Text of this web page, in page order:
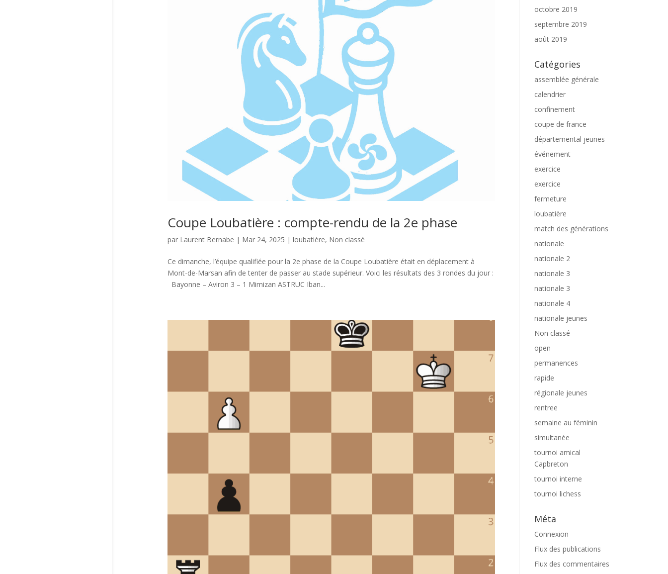
Coupe Loubatière : compte-rendu de la 2e phase
par Laurent Bernabe | Mar 24, 2025 | loubatière, Non classé
Ce dimanche, l’équipe qualifiée pour la 2e phase de la Coupe Loubatière était en déplacement à
Mont-de-Marsan afin de tenter de passer au stade supérieur. Voici les résultats des 3 rondes du jour :
Bayonne – Aviron 3 – 1 Mimizan ASTRUC Iban...
octobre 2019
septembre 2019
août 2019
Catégories
assemblée générale
calendrier
confinement
coupe de france
départemental jeunes
événement
exercice
exercice
fermeture
loubatière
match des générations
nationale
nationale 2
nationale 3
nationale 3
nationale 4
nationale jeunes
Non classé
open
permanences
rapide
régionale jeunes
rentree
semaine au féminin
simultanée
tournoi amical
Capbreton
tournoi interne
tournoi lichess
Méta
Connexion
Flux des publications
Flux des commentaires